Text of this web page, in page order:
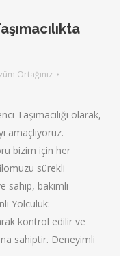
Ortağınız
Taşımacılığı olarak,
amaçlıyoruz.
bizim için her
sürekli
bakımlı
Yolculuk:
kontrol edilir ve
sahiptir. Deneyimli